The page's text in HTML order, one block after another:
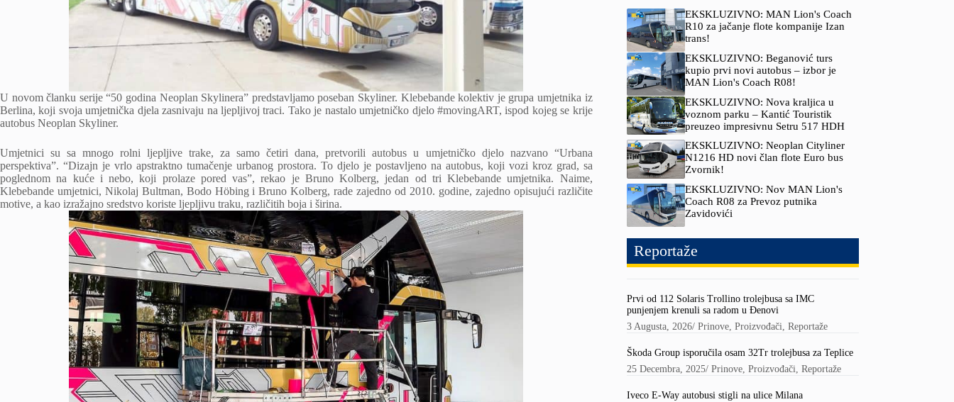
U novom članku serije “50 godina Neoplan Skylinera” predstavljamo poseban Skyliner. Klebebande kolektiv je grupa umjetnika iz
Berlina, koji svoja umjetnička djela zasnivaju na ljepljivoj traci. Tako je nastalo umjetničko djelo #movingART, ispod kojeg se krije
autobus Neoplan Skyliner.
Umjetnici su sa mnogo rolni ljepljive trake, za samo četiri dana, pretvorili autobus u umjetničko djelo nazvano “Urbana
perspektiva”. “Dizajn je vrlo apstraktno tumačenje urbanog prostora. To djelo je postavljeno na autobus, koji vozi kroz grad, sa
poglednom na kuće i nebo, koji prolaze pored vas”, rekao je Bruno Kolberg, jedan od tri Klebebande umjetnika. Naime,
Klebebande umjetnici, Nikolaj Bultman, Bodo Höbing i Bruno Kolberg, rade zajedno od 2010. godine, zajedno opisujući različite
motive, a kao izražajno sredstvo koriste ljepljivu traku, različitih boja i širina.
EKSKLUZIVNO: MAN Lion's Coach
R10 za jačanje flote kompanije Izan
trans!
EKSKLUZIVNO: Beganović turs
kupio prvi novi autobus – izbor je
MAN Lion's Coach R08!
EKSKLUZIVNO: Nova kraljica u
voznom parku – Kantić Touristik
preuzeo impresivnu Setru 517 HDH
EKSKLUZIVNO: Neoplan Cityliner
N1216 HD novi član flote Euro bus
Zvornik!
EKSKLUZIVNO: Nov MAN Lion's
Coach R08 za Prevoz putnika
Zavidovići
Reportaže
Prvi od 112 Solaris Trollino trolejbusa sa IMC
punjenjem krenuli sa radom u Đenovi
3 Augusta, 2026/Prinove,Proizvođači,Reportaže
Škoda Group isporučila osam 32Tr trolejbusa za Teplice
25 Decembra, 2025/Prinove,Proizvođači,Reportaže
Iveco E-Way autobusi stigli na ulice Milana